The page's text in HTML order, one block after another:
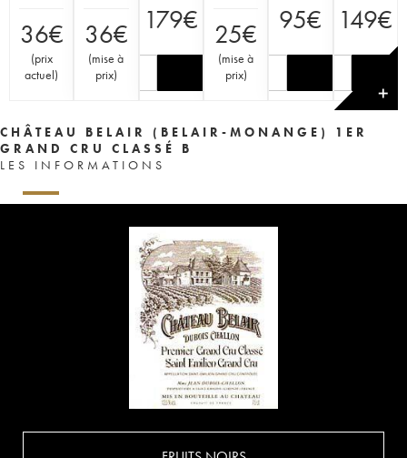
36€
(prix
actuel)
36€
(mise à
prix)
179€ 25€
(mise à
prix)
95€ 149€
✕
CHÂTEAU BELAIR (BELAIR-MONANGE) 1ER
GRAND CRU CLASSÉ B
LES INFORMATIONS